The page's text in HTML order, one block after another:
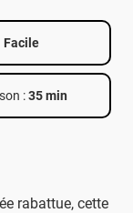
Facile
:35 min
rabattue, cette